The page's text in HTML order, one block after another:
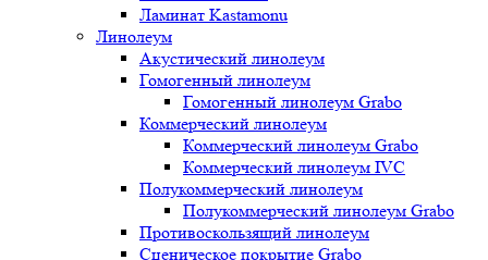
Ламинат Kastamonu
Линолеум
Акустический линолеум
Гомогенный линолеум
Гомогенный линолеум Grabo
Коммерческий линолеум
Коммерческий линолеум Grabo
Коммерческий линолеум IVC
Полукоммерческий линолеум
Полукоммерческий линолеум Grabo
Противоскользящий линолеум
Сценическое покрытие Grabo